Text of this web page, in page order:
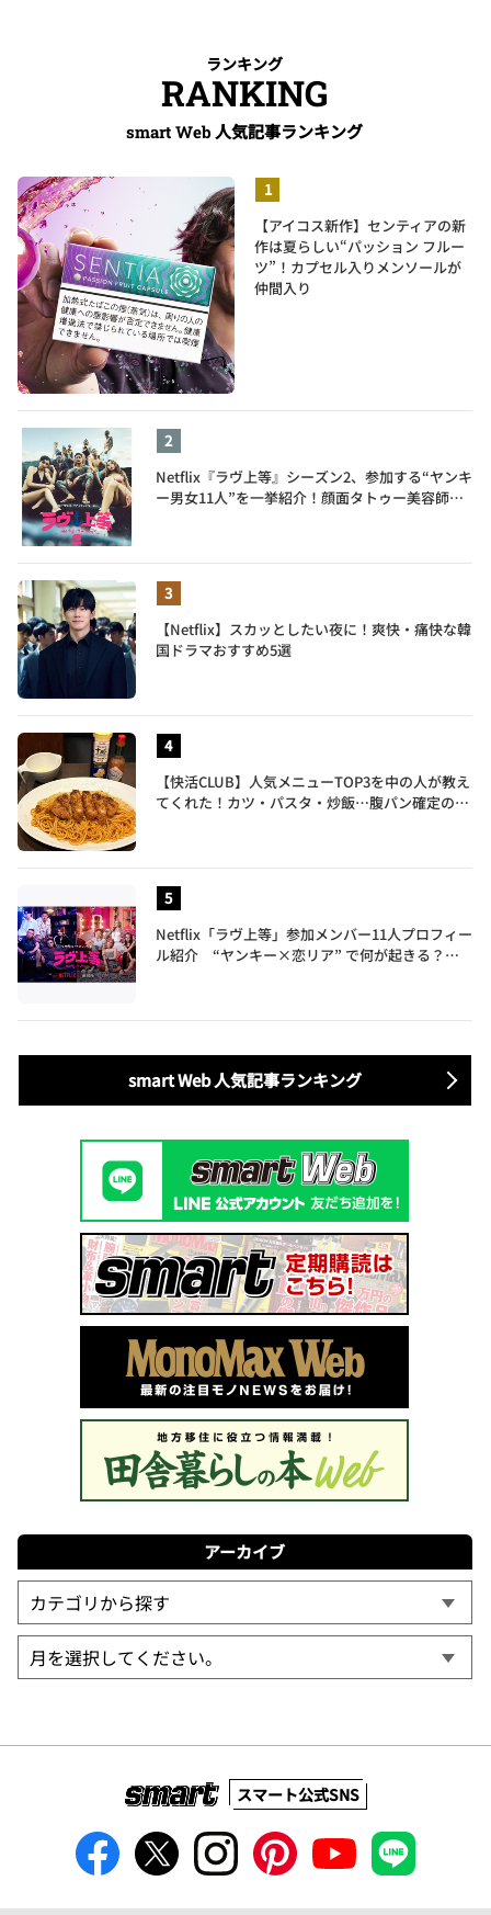
ランキング
RANKING
smart Web 人気記事ランキング
【アイコス新作】センティアの新
作は夏らしい“パッション フルー
ツ”！カプセル入りメンソールが
仲間入り
Netflix『ラヴ上等』シーズン2、参加する“ヤンキ
ー男女11人”を一挙紹介！顔面タトゥー美容師、
【Netflix】スカッとしたい夜に！爽快・痛快な韓
国ドラマおすすめ5選
【快活CLUB】人気メニューTOP3を中の人が教え
てくれた！カツ・パスタ・炒飯…腹パン確定のガ
Netflix「ラヴ上等」参加メンバー11人プロフィー
ル紹介 “ヤンキー×恋リア” で何が起きる？地
smart Web 人気記事ランキング
アーカイブ
スマート公式SNS